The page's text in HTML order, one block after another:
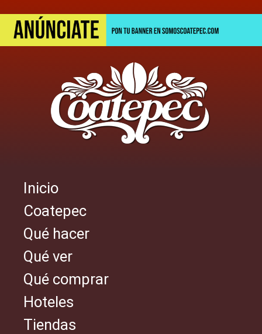
contenido
Navegación
principal
Inicio
Coatepec
Qué hacer
Qué ver
Qué comprar
Hoteles
Tiendas